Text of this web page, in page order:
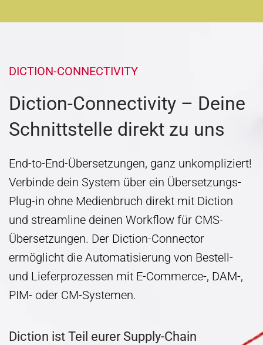
DICTION-CONNECTIVITY
Diction-Connectivity – Deine
Schnittstelle direkt zu uns
End-to-End-Übersetzungen, ganz unkompliziert!
Verbinde dein System über ein Übersetzungs-
Plug-in ohne Medienbruch direkt mit Diction
und streamline deinen Workflow für CMS-
Übersetzungen. Der Diction-Connector
ermöglicht die Automatisierung von Bestell-
und Lieferprozessen mit E-Commerce-, DAM-,
PIM- oder CM-Systemen.
Diction ist Teil eurer Supply-Chain